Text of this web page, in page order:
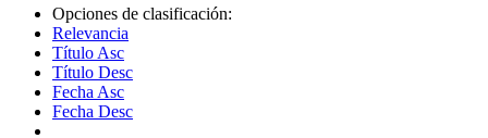
Opciones de clasificación:
Relevancia
Título Asc
Título Desc
Fecha Asc
Fecha Desc